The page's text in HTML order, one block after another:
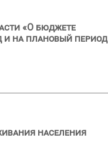
«О бюджете
и на плановый период
населения